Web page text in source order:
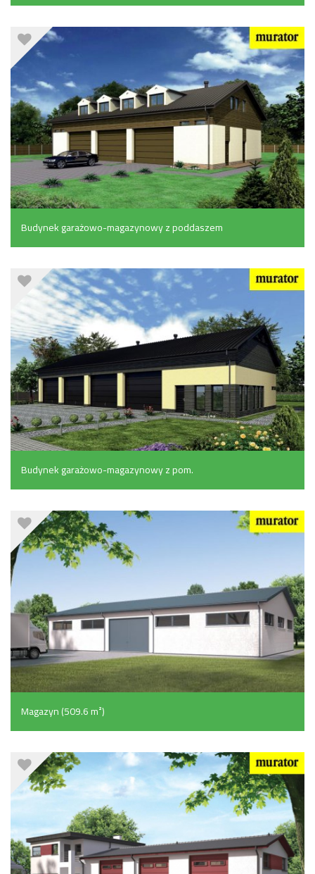
gospodarczym (527.8 m²)
Budynek garażowo-magazynowy z poddaszem
gospodarczym (450.2 m²)
Budynek garażowo-magazynowy z pom.
pomocniczymi (341.7 m²)
Magazyn (509.6 m²)